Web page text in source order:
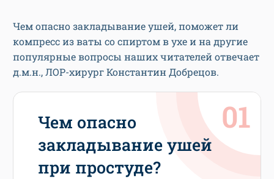
Чем опасно закладывание ушей, поможет ли
компресс из ваты со спиртом в ухе и на другие
популярные вопросы наших читателей отвечает
д.м.н., ЛОР-хирург Константин Добрецов.
Чем опасно
закладывание ушей
при простуде?